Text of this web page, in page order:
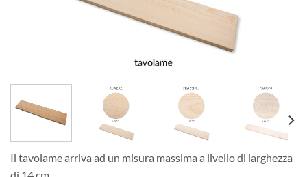
Il tavolame arriva ad un misura massima a livello di larghezza